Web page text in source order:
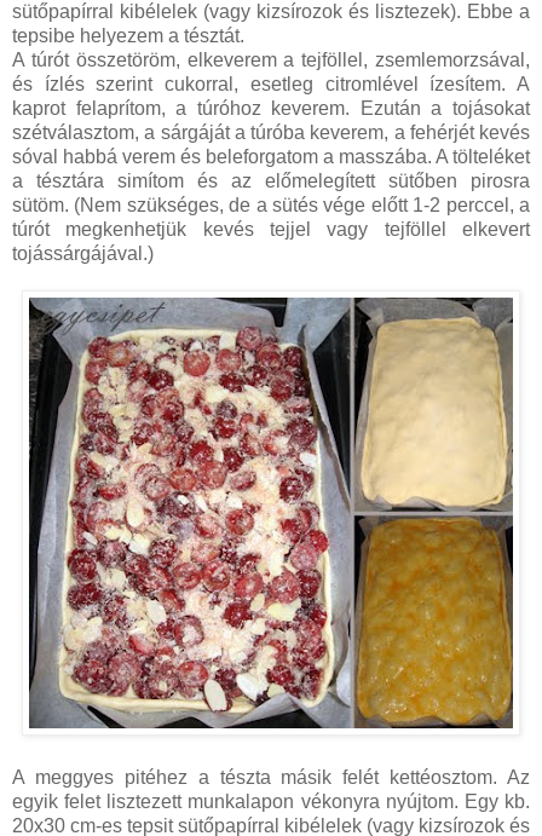
sütőpapírral kibélelek (vagy kizsírozok és lisztezek). Ebbe a
tepsibe helyezem a tésztát.
A túrót összetöröm, elkeverem a tejföllel, zsemlemorzsával,
és ízlés szerint cukorral, esetleg citromlével ízesítem. A
kaprot felaprítom, a túróhoz keverem. Ezután a tojásokat
szétválasztom, a sárgáját a túróba keverem, a fehérjét kevés
sóval habbá verem és beleforgatom a masszába. A tölteléket
a tésztára simítom és az előmelegített sütőben pirosra
sütöm. (Nem szükséges, de a sütés vége előtt 1-2 perccel, a
túrót megkenhetjük kevés tejjel vagy tejföllel elkevert
tojássárgájával.)
A meggyes pitéhez a tészta másik felét kettéosztom. Az
egyik felet lisztezett munkalapon vékonyra nyújtom. Egy kb.
20x30 cm-es tepsit sütőpapírral kibélelek (vagy kizsírozok és